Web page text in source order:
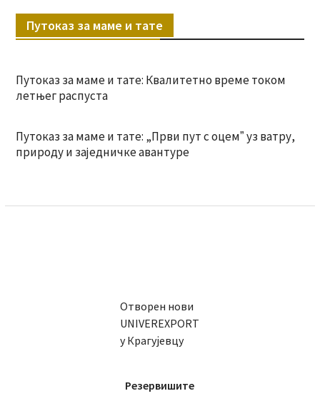
Путоказ за маме и тате
Путоказ за маме и тате: Квалитетно време током
летњег распуста
Путоказ за маме и тате: „Први пут с оцемˮ уз ватру,
природу и заједничке авантуре
Отворен нови
UNIVEREXPORT
у Крагујевцу
Резервишите